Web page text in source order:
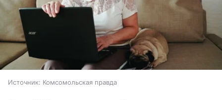
Источник: Комсомольская правда